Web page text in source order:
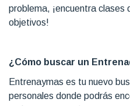
problema, ¡encuentra
objetivos!
¿Cómo buscar un
Entrenaymas es tu nuevo
personales donde podrás